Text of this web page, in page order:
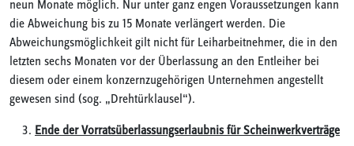
neun Monate möglich. Nur unter ganz engen Voraussetzungen kann
die Abweichung bis zu 15 Monate verlängert werden. Die
Abweichungsmöglichkeit gilt nicht für Leiharbeitnehmer, die in den
letzten sechs Monaten vor der Überlassung an den Entleiher bei
diesem oder einem konzernzugehörigen Unternehmen angestellt
gewesen sind (sog. „Drehtürklausel“).
Ende der Vorratsüberlassungserlaubnis für Scheinwerkverträge